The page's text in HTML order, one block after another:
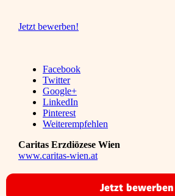
Jetzt bewerben!
Facebook
Twitter
Google+
LinkedIn
Pinterest
Weiterempfehlen
Caritas Erzdiözese Wien
www.caritas-wien.at
Jetzt bewerben